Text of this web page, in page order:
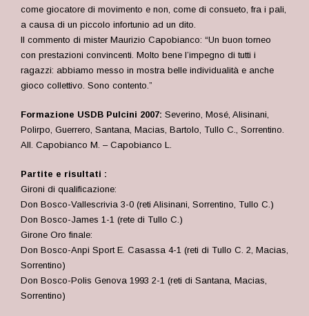
come giocatore di movimento e non, come di consueto, fra i pali,
a causa di un piccolo infortunio ad un dito.
Il commento di mister Maurizio Capobianco: “Un buon torneo
con prestazioni convincenti. Molto bene l’impegno di tutti i
ragazzi: abbiamo messo in mostra belle individualità e anche
gioco collettivo. Sono contento.”
Formazione USDB Pulcini 2007: Severino, Mosé, Alisinani,
Polirpo, Guerrero, Santana, Macias, Bartolo, Tullo C., Sorrentino.
All. Capobianco M. – Capobianco L.
Partite e risultati :
Gironi di qualificazione:
Don Bosco-Vallescrivia 3-0 (reti Alisinani, Sorrentino, Tullo C.)
Don Bosco-James 1-1 (rete di Tullo C.)
Girone Oro finale:
Don Bosco-Anpi Sport E. Casassa 4-1 (reti di Tullo C. 2, Macias,
Sorrentino)
Don Bosco-Polis Genova 1993 2-1 (reti di Santana, Macias,
Sorrentino)